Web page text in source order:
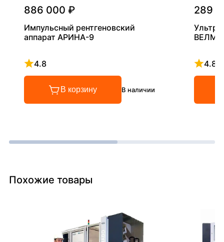
886 000 ₽
Импульсный рентгеновский
аппарат АРИНА-9
4.8
Рейтинг 4.8 из 5
В корзину В наличии
289
4.8
Похожие товары